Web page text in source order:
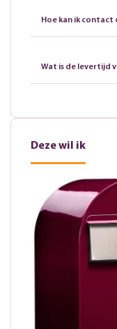
Hoe kan ik contact
Wat is de levertijd
Deze wil ik